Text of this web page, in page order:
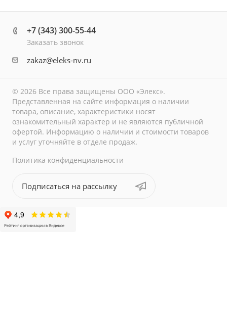
+7 (343) 300-55-44
Заказать звонок
zakaz@eleks-nv.ru
© 2026 Все права защищены ООО «Элекс».
Представленная на сайте информация о наличии
товара, описание, характеристики носят
ознакомительный характер и не являются публичной
офертой. Информацию о наличии и стоимости товаров
и услуг уточняйте в отделе продаж.
Политика конфиденциальности
Подписаться на рассылку